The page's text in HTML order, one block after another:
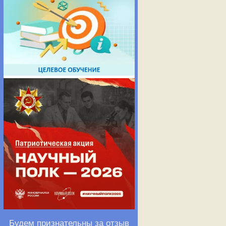
Будем признательны за отзыв